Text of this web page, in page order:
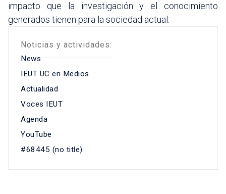
impacto que la investigación y el conocimiento
generados tienen para la sociedad actual.
Noticias y actividades:
News
IEUT UC en Medios
Actualidad
Voces IEUT
Agenda
YouTube
#68445 (no title)